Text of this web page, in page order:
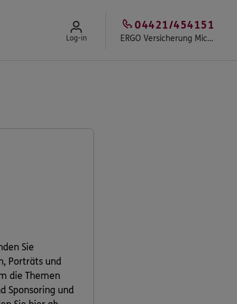
Log-in ERGO Versicherung Michael Richter
04421/454151
Sie
Porträts und
die Themen
Sponsoring und